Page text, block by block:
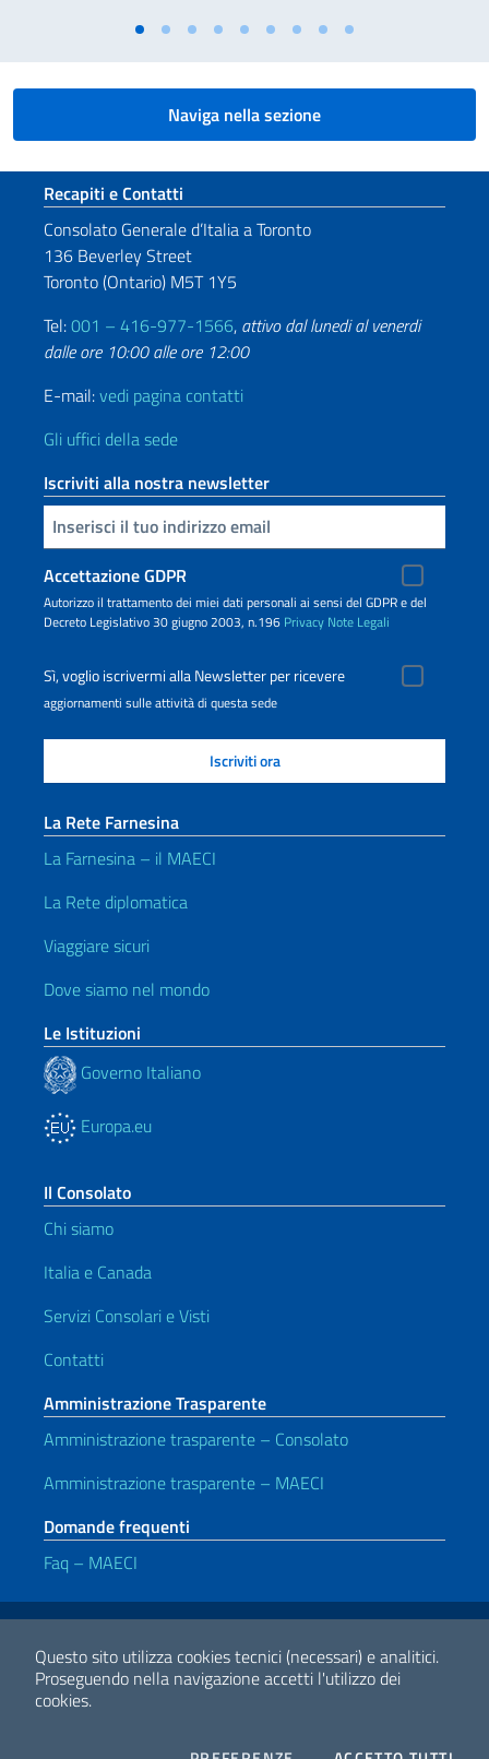
Questo sito utilizza cookies tecnici (necessari) e analitici.
Proseguendo nella navigazione accetti l'utilizzo dei
cookies.
Naviga nella sezione
Sezione footer
Recapiti e Contatti
Consolato Generale d’Italia a Toronto
136 Beverley Street
Toronto (Ontario) M5T 1Y5
Tel:001 – 416-977-1566, attivo dal lunedi al venerdi
dalle ore 10:00 alle ore 12:00
E-mail:vedi pagina contatti
Gli uffici della sede
Iscriviti alla nostra newsletter
Inserisci la tua email
Accettazione GDPR
Autorizzo il trattamento dei miei dati personali ai sensi del GDPR e del
Decreto Legislativo 30 giugno 2003, n.196 Privacy Note Legali
Sì, voglio iscrivermi alla Newsletter per ricevere
aggiornamenti sulle attività di questa sede
La Rete Farnesina
La Farnesina – il MAECI
La Rete diplomatica
Viaggiare sicuri
Dove siamo nel mondo
Le Istituzioni
Governo Italiano
Europa.eu
Il Consolato
Chi siamo
Italia e Canada
Servizi Consolari e Visti
Contatti
Amministrazione Trasparente
Amministrazione trasparente – Consolato
Amministrazione trasparente – MAECI
Domande frequenti
Faq – MAECI
Link Utili